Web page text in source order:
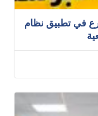
في تطبيق نظام